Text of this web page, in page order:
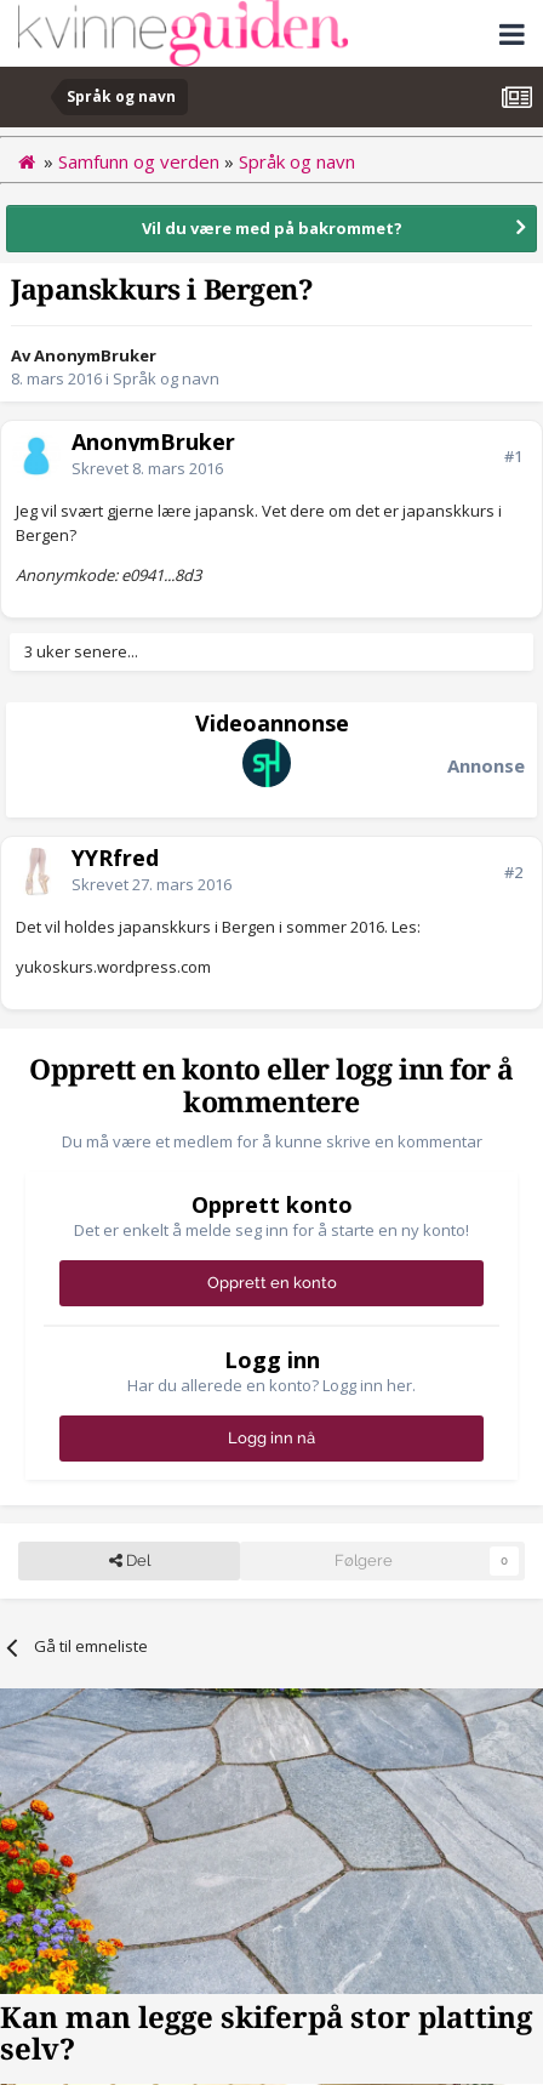
Språk og navn
» Samfunn og verden » Språk og navn
Vil du være med på bakrommet?
Japanskkurs i Bergen?
Av AnonymBruker
8. mars 2016 i Språk og navn
AnonymBruker
Skrevet 8. mars 2016
#1
Jeg vil svært gjerne lære japansk. Vet dere om det er japanskkurs i
Bergen?
Anonymkode: e0941...8d3
3 uker senere...
Videoannonse
Annonse
YYRfred
Skrevet27. mars 2016
#2
Det vil holdes japanskkurs i Bergen i sommer 2016. Les:
yukoskurs.wordpress.com
Opprett en konto eller logg inn for å
kommentere
Du må være et medlem for å kunne skrive en kommentar
Opprett konto
Det er enkelt å melde seg inn for å starte en ny konto!
Opprett en konto
Logg inn
Har du allerede en konto? Logg inn her.
Logg inn nå
Del Følgere 0
Gå til emneliste